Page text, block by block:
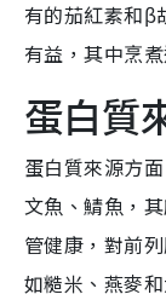
有的茄紅素和β
有益，其中烹
蛋白質
蛋白質來源方
文魚、鯖魚，
管健康，對前
如糙米、燕麥